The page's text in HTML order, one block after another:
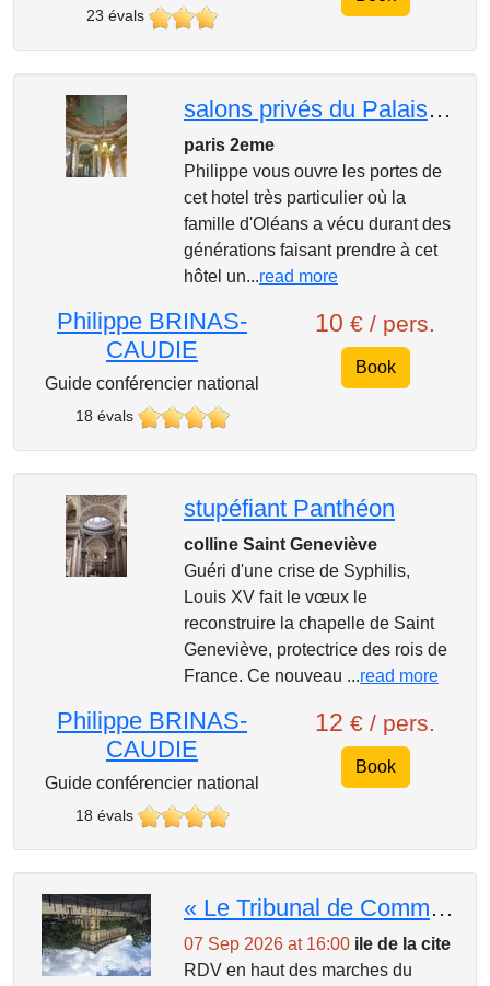
23 évals
salons privés du Palais Royal- Conseil d'Etat
paris 2eme
Philippe vous ouvre les portes de
cet hotel très particulier où la
famille d'Oléans a vécu durant des
générations faisant prendre à cet
hôtel un...read more
Philippe BRINAS-
CAUDIE
Guide conférencier national
18 évals
10 € / pers.
Book
stupéfiant Panthéon
colline Saint Geneviève
Guéri d'une crise de Syphilis,
Louis XV fait le vœux le
reconstruire la chapelle de Saint
Geneviève, protectrice des rois de
France. Ce nouveau ...read more
Philippe BRINAS-
CAUDIE
Guide conférencier national
18 évals
12 € / pers.
Book
« Le Tribunal de Commerce et la Juridiction économique Consulaire (places limitées) »
07 Sep 2026 at 16:00 ile de la cite
RDV en haut des marches du